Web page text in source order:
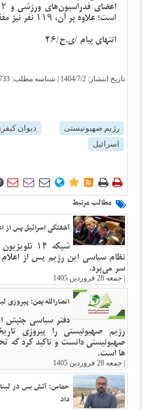
است؛ علاوه بر آن، ۱۱۹ نفر نیز مفقود گزارش شده‌اند.
انتهای پیام /ی.ح/26
تاریخ انتشار: 1404/7/2 | شناسه مطلب: 408733
رژیم صهیونیستی دیوان
اسرائیل
       
مطالب مرتبط
آشفتگی اسرائیل پس از
شبکه ۱۴
نظام سیاسی این رژیم پس از
سر می‌برد.
جمعه 28 فروردین 1405
انصارالله یمن:
دفتر سیاسی جنبش
رژیم صهیونیستی را پیروزی
صهیونیستی دانست و تاکید کرد که
ها است.
جمعه 28 فروردین 1405
حماس: آتش بس در لبنان
داد